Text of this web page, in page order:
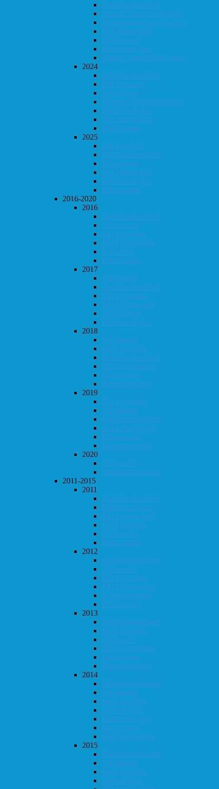
Klubbmesterskapet
Konrad Timestrening (vår)
Klubbmesterskap Lynsjakk
KM Hurtigsjakk
Høst-konrad
Høstturneringen
Konrad Timestrening (høst)
2024
Klubbmesterskapet
KM Lynsjakk
Vår-konrad
Konrad Timestrening (vår)
Høstturneringen
KM Hurtigsjakk
Høst-konrad
2025
KM Lynsjakk
Klubbmesterskapet
Vår-konrad
KM Hurtigsjakk
Høstturneringen
Høst-konrad
2016-2020
2016
Klubbmesterskapet
Vår-konrad
KM i lynsjakk
KM i hurtigsjakk
Follo 20 år
Høst-konrad
2017
Vår-konrad
Klubbmesterskapet
KM i lynsjakk
KM i hurtigsjakk
Høst-konrad
Høstturneringen
2018
Vår-konrad
KM i lynsjakk
Klubbmesterskapet
KM i hurtigsjakk
Høst-konrad
Høstturneringen
2019
KM i lynsjakk
Vår-konrad
Klubbmesterskapet
KM i Hurtigsjakk
Høst-konrad
Høstturneringen
2020
Vår-konrad
Klubbmesterskapet
2011-2015
2011
Klubbmesterskapet
Høstturneringen
KM i hurtigsjakk
KM i lynsjakk
Vår-konrad
Høst-konrad
2012
Klubbmesterskapet
Vår-konrad
KM i lynsjakk
KM i hurtigsjakk
Høstturneringen
Høst-konrad
2013
Klubbmesterskapet
KM i lynsjakk
Vår-konrad
KM i hurtigsjakk
Høst-konrad
Høstturneringen
2014
Klubbmesterskapet
Vår-konrad
KM i lynsjakk
Dobbeltsjakk
Høstturneringen
Høst-konrad
KM i hurtigsjakk
2015
Klubbmesterskapet
Vår-konrad
KM i lynsjakk
Dobbeltsjakk